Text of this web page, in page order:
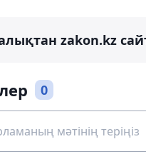
zakon.kz
0